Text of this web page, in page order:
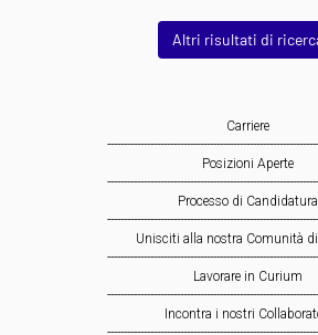
Altri risultati di
Carriere
Posizioni Aperte
Processo di Candidatura
Unisciti alla nostra Comunità
Lavorare in Curium
Incontra i nostri